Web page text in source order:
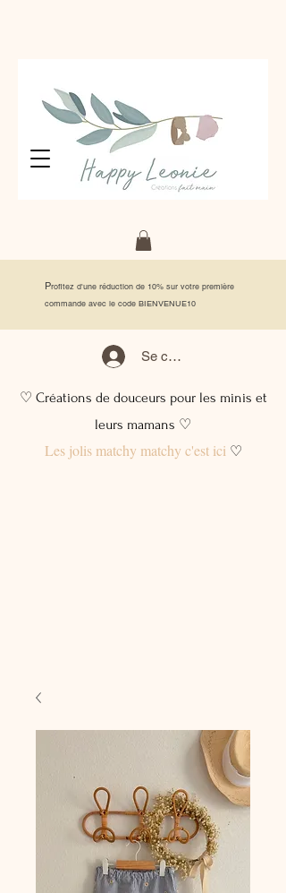
Profitez d'une réduction de 10% sur votre première
commande avec le code BIENVENUE10
Se connecter
♡ Créations de douceurs pour les minis et
leurs mamans ♡
Les jolis matchy matchy c'est ici♡